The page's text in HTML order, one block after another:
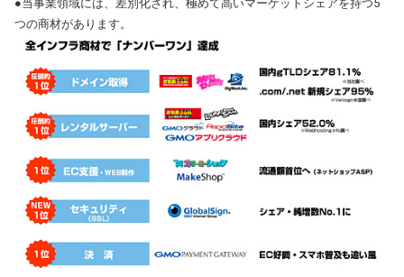
●当事業領域には、差別化され、極めて高いマーケットシェアを持つ5
つの商材があります。